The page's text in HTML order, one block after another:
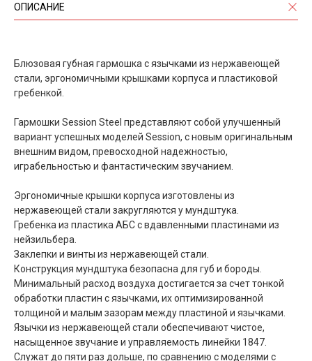
ОПИСАНИЕ
Блюзовая губная гармошка с язычками из нержавеющей
стали, эргономичными крышками корпуса и пластиковой
гребенкой.
Гармошки Session Steel представляют собой улучшенный
вариант успешных моделей Session, с новым оригинальным
внешним видом, превосходной надежностью,
играбельностью и фантастическим звучанием.
Эргономичные крышки корпуса изготовлены из
нержавеющей стали закругляются у мундштука.
Гребенка из пластика АБС с вдавленными пластинами из
нейзильбера.
Заклепки и винты из нержавеющей стали.
Конструкция мундштука безопасна для губ и бороды.
Минимальный расход воздуха достигается за счет тонкой
обработки пластин с язычками, их оптимизированной
толщиной и малым зазорам между пластиной и язычками.
Язычки из нержавеющей стали обеспечивают чистое,
насыщенное звучание и управляемость линейки 1847.
Служат до пяти раз дольше, по сравнению с моделями с